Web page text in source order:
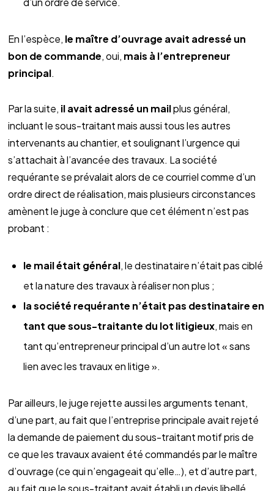
En l’espèce, le maître d’ouvrage avait adressé un
bon de commande, oui, mais à l’entrepreneur
principal.
Par la suite, il avait adressé un mailplus général,
incluant le sous-traitant mais aussi tous les autres
intervenants au chantier, et soulignant l’urgence qui
s’attachait à l’avancée des travaux. La société
requérante se prévalait alors de ce courriel comme d’un
ordre direct de réalisation, mais plusieurs circonstances
amènent le juge à conclure que cet élément n’est pas
probant :
le mail était général, le destinataire n’était pas ciblé
et la nature des travaux à réaliser non plus ;
la société requérante n’était pas destinataire en
tant que sous-traitante du lot litigieux, mais en
tant qu’entrepreneur principal d’un autre lot « sans
lien avec les travaux en litige ».
Par ailleurs, le juge rejette aussi les arguments tenant,
d’une part, au fait que l’entreprise principale avait rejeté
la demande de paiement du sous-traitant motif pris de
ce que les travaux avaient été commandés par le maître
d’ouvrage (ce qui n’engageait qu’elle…), et d’autre part,
au fait que le sous-traitant avait établi un devis libellé